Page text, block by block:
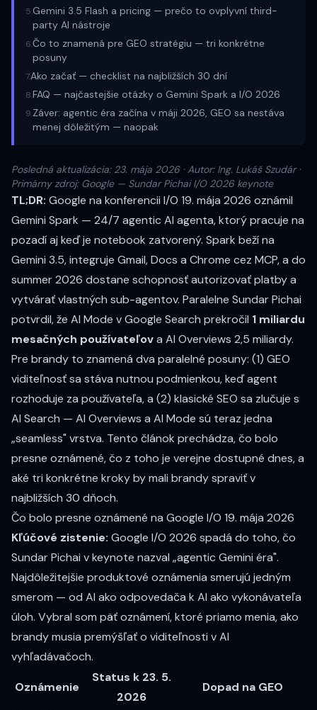
5.Gemini 3.5 Flash a pricing — prečo to ovplyvní third-
party AI nástroje
6.Čo to znamená pre GEO stratégiu — tri konkrétne
posuny
7.Ako začať — checklist na najbližších 30 dní
8.FAQ — najčastejšie otázky o Gemini Spark a I/O 2026
9.Záver: agentic éra začína v máji 2026, GEO sa nestáva
menej dôležitým — naopak
Posledná aktualizácia: 23. mája 2026 · Autor: Ing. Lukáš Szudár ·
Primárny zdroj: Google — Sundar Pichai I/O 2026 keynote
TL;DR: Google na konferencii I/O 19. mája 2026 oznámil
Gemini Spark — 24/7 agentic AI agenta, ktorý pracuje na
pozadí aj keď je notebook zatvorený. Spark beží na
Gemini 3.5, integruje Gmail, Docs a Chrome cez MCP, a do
summer 2026 dostane schopnosť autorizovať platby a
vytvárať vlastných sub-agentov. Paralelne Sundar Pichai
potvrdil, že AI Mode v Google Search prekročil 1 miliardu
mesačných používateľova AI Overviews 2,5 miliardy.
Pre brandy to znamená dva paralelné posuny: (1) GEO
viditeľnosť sa stáva nutnou podmienkou, keď agent
rozhoduje za používateľa, a (2) klasické SEO sa zlučuje s
AI Search — AI Overviews a AI Mode sú teraz jedna
„seamless" vrstva. Tento článok prechádza, čo bolo
presne oznámené, čo z toho je verejne dostupné dnes, a
aké tri konkrétne kroky by mali brandy spraviť v
najbližších 30 dňoch.
Čo bolo presne oznámené na Google I/O 19. mája 2026
Kľúčové zistenie: Google I/O 2026 spadá do toho, čo
Sundar Pichai v keynote nazval „agentic Gemini éra".
Najdôležitejšie produktové oznámenia smerujú jedným
smerom — od AI ako odpovedača k AI ako vykonávateľa
úloh. Vybral som päť oznámení, ktoré priamo menia, ako
brandy musia premýšľať o viditeľnosti v AI
vyhľadávačoch.
Oznámenie
Status k 23. 5.
2026
Dopad na GEO